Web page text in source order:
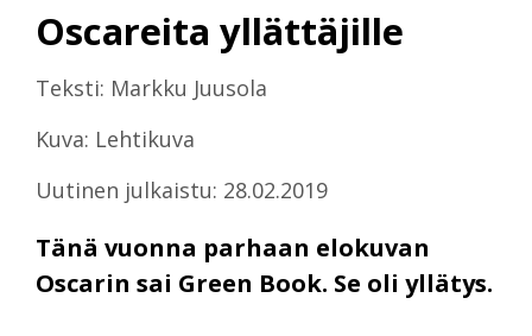
Oscareita yllättäjille
Teksti: Markku Juusola
Kuva: Lehtikuva
Uutinen julkaistu: 28.02.2019
Tänä vuonna parhaan elokuvan
Oscarin sai Green Book. Se oli yllätys.